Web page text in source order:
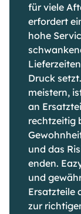
für viele
erfordert
hohe
Druck
meistern,
an
rechtzeitig
und das
enden.
und
Ersatzteile
zur